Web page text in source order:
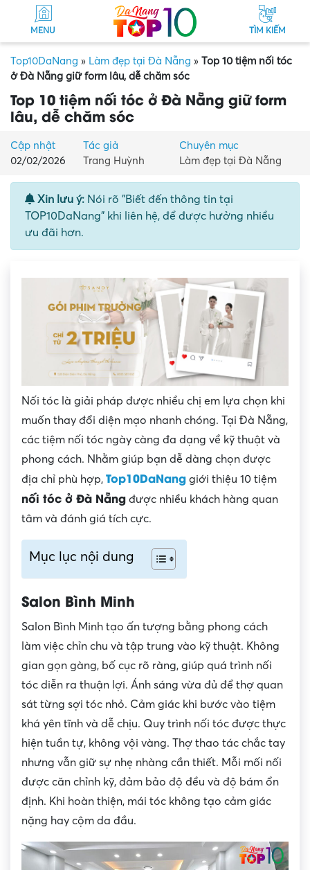
MENU TÌM KIẾM
Top10DaNang » Làm đẹp tại Đà Nẵng » Top 10 tiệm nối tóc
ở Đà Nẵng giữ form lâu, dễ chăm sóc
Top 10 tiệm nối tóc ở Đà Nẵng giữ form
lâu, dễ chăm sóc
Cập nhật
02/02/2026
Tác giả
Trang Huỳnh
Chuyên mục
Làm đẹp tại Đà Nẵng
Xin lưu ý: Nói rõ "Biết đến thông tin tại
TOP10DaNang" khi liên hệ, để được hưởng nhiều
ưu đãi hơn.
Nối tóc là giải pháp được nhiều chị em lựa chọn khi
muốn thay đổi diện mạo nhanh chóng. Tại Đà Nẵng,
các tiệm nối tóc ngày càng đa dạng về kỹ thuật và
phong cách. Nhằm giúp bạn dễ dàng chọn được
địa chỉ phù hợp, Top10DaNang giới thiệu 10 tiệm
nối tóc ở Đà Nẵng được nhiều khách hàng quan
tâm và đánh giá tích cực.
Mục lục nội dung
Salon Bình Minh
Salon Bình Minh tạo ấn tượng bằng phong cách
làm việc chỉn chu và tập trung vào kỹ thuật. Không
gian gọn gàng, bố cục rõ ràng, giúp quá trình nối
tóc diễn ra thuận lợi. Ánh sáng vừa đủ để thợ quan
sát từng sợi tóc nhỏ. Cảm giác khi bước vào tiệm
khá yên tĩnh và dễ chịu. Quy trình nối tóc được thực
hiện tuần tự, không vội vàng. Thợ thao tác chắc tay
nhưng vẫn giữ sự nhẹ nhàng cần thiết. Mỗi mối nối
được căn chỉnh kỹ, đảm bảo độ đều và độ bám ổn
định. Khi hoàn thiện, mái tóc không tạo cảm giác
nặng hay cộm da đầu.